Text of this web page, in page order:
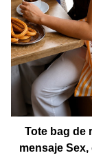
Tote bag de
mensaje Sex,